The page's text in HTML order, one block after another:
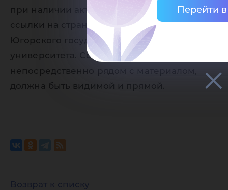
Перейти в
при наличии активной (кликабельной)
ссылки на страницу-источник сайта
Югорского государственного
университета. Ссылка должна находиться
непосредственно рядом с материалом,
должна быть видимой и прямой.
Возврат к списку